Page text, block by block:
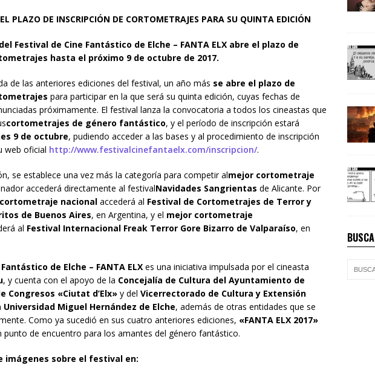
PLAZO DE INSCRIPCIÓN DE CORTOMETRAJES PARA SU QUINTA EDICIÓN
Festival de Cine Fantástico de Elche – FANTA ELX abre el plazo de
hasta el próximo 9 de octubre de 2017.
de las anteriores ediciones del festival, un año más se abre el plazo de
para participar en la que será su quinta edición, cuyas fechas de
próximamente. El festival lanza la convocatoria a todos los cineastas que
cortometrajes de género fantástico, y el período de inscripción estará
9 de octubre, pudiendo acceder a las bases y al procedimiento de inscripción
web oficial http://www.festivalcinefantaelx.com/inscripcion/.
se establece una vez más la categoría para competir almejor cortometraje
accederá directamente al festivalNavidades Sangrientas de Alicante. Por
nacional accederá al Festival de Cortometrajes de Terror y
de Buenos Aires, en Argentina, y el mejor cortometraje
al Festival Internacional Freak Terror Gore Bizarro de Valparaíso, en
de Elche – FANTA ELX es una iniciativa impulsada por el cineasta
, y cuenta con el apoyo de la Concejalía de Cultura del Ayuntamiento de
Congresos «Ciutat d’Elx» y del Vicerrectorado de Cultura y Extensión
Miguel Hernández de Elche, además de otras entidades que se
Como ya sucedió en sus cuatro anteriores ediciones, «FANTA ELX 2017»
punto de encuentro para los amantes del género fantástico.
imágenes sobre el festival en: